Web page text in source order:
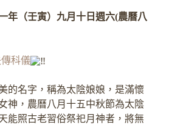
年（壬寅）九月十日週六(農曆八
科儀
的名字，稱為太陰娘娘，是滿懷
神，農曆八月十五中秋節為太陰
能照古老習俗祭祀月神者，將無